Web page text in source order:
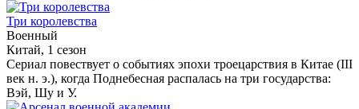
Три королевства
Военный
Китай, 1 сезон
Сериал повествует о событиях эпохи троецарствия в Китае (III
век н. э.), когда Поднебесная распалась на три государства:
Вэй, Шу и У.